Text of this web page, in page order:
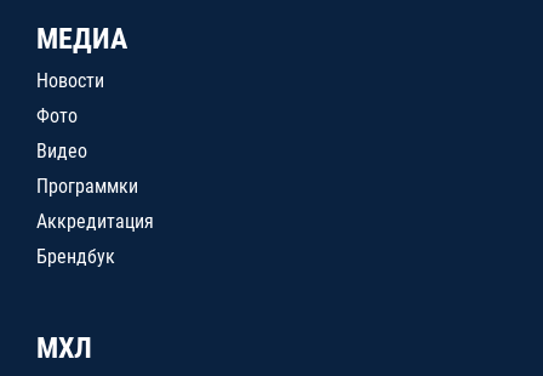
МЕДИА
Новости
Фото
Видео
Программки
Аккредитация
Брендбук
МХЛ